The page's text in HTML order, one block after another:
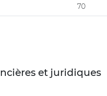
70
et juridiques